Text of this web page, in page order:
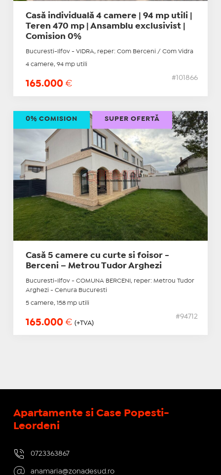
Casă individuală 4 camere | 94 mp utili |
Teren 470 mp | Ansamblu exclusivist |
Comision 0%
Bucuresti-Ilfov - VIDRA, reper: Com Berceni / Com Vidra
4 camere, 94 mp utili
165.000 €
#101866
Casă 5 camere cu curte si foisor -
Berceni – Metrou Tudor Arghezi
Bucuresti-Ilfov - COMUNA BERCENI, reper: Metrou Tudor
Arghezi - Cenura Bucuresti
5 camere, 158 mp utili
165.000 € (+TVA)
#94712
0% COMISION SUPER OFERTĂ
Apartamente si Case Popesti-
Leordeni
0723363867
anamaria@zonadesud.ro